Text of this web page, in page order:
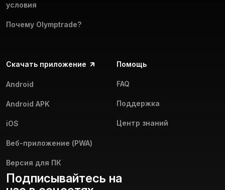
условия
Почему Olymptrade?
Скачать приложение
Android
Android APK
iOS
Веб-приложение (PWA)
Версия для ПК
Помощь
FAQ
Поддержка
Центр знаний
Подписывайтесь на